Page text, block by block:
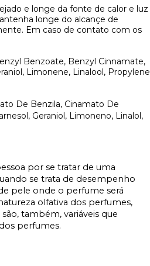
e longe da fonte de calor e luz
longe do alcançe de
Em caso de contato com os
Benzoate, Benzyl Cinnamate,
Limonene, Linalool, Propylene
De Benzila, Cinamato De
Geraniol, Limoneno, Linalol,
por se tratar de uma
se trata de desempenho
pele onde o perfume será
olfativa dos perfumes,
também, variáveis que
perfumes.